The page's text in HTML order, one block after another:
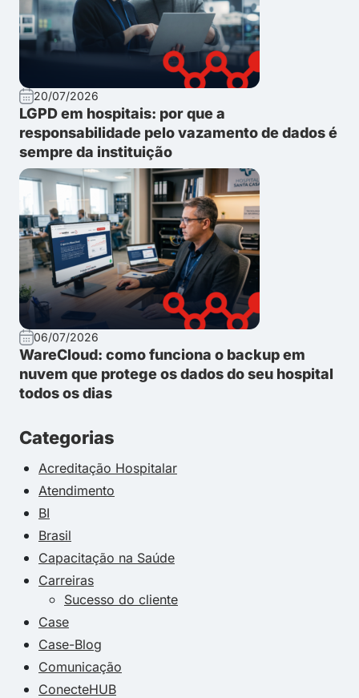
20/07/2026
LGPD em hospitais: por que a
responsabilidade pelo vazamento de dados é
sempre da instituição
06/07/2026
WareCloud: como funciona o backup em
nuvem que protege os dados do seu hospital
todos os dias
Categorias
Acreditação Hospitalar
Atendimento
BI
Brasil
Capacitação na Saúde
Carreiras
Sucesso do cliente
Case
Case-Blog
Comunicação
ConecteHUB